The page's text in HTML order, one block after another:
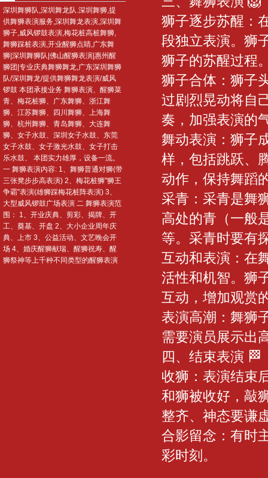
深圳舞狮队,深圳舞龙队.深圳舞狮,提
供舞狮表演服务,深圳舞龙表演,深圳舞
狮子,威风锣鼓表演,梅花桩高桩舞狮,
舞狮踩桩表演,开业醒狮点睛,广东舞
狮|深圳舞狮队|佛山醒狮表演|惠州醒
狮团|专业庆典舞狮舞龙,广东深圳舞狮
队/深圳舞龙/提供舞狮舞龙表演/威风
锣鼓 本团承接业务 舞狮表演、醒狮菜
青、梅花桩狮、广东舞狮、浙江舞
狮、江苏舞狮、四川舞狮、上海舞
狮、杭州舞狮、青岛舞狮、大连舞
狮、女子水鼓、深圳女子水鼓、东莞
女子水鼓、女子激光水鼓、女子打击
乐水鼓、 本团实力雄厚，设备一流。
一 舞狮表演内容: 1、舞狮普通对狮(带
三张凳步步高表演) 2、梅花桩狮"狮王
争霸"表演(雄狮踩梅花桩阵表演) 3、
大型威风锣鼓广场表演 二 舞狮表演范
围： 1、开业庆典、剪彩、揭牌、开
工、奠基、开盘 2、大小企业周年庆
典、上市 3、公益活动、文艺晚会开
场 4、婚庆醒狮献瑞、醒狮祝寿、醒
狮祭神等上千种不同类型的醒狮表演
狮子逐步苏醒：
段独立表演。狮
狮子的苏醒过程
狮子合体：狮子
过剧烈晃动将自
奏，加强表演的
舞动表演：狮子
样，包括跳跃、
动作，保持舞蹈
采青：采青是舞
高处的青（一般
等。采青时要有
互动和表演：在
活性和机智。狮
互动，增加观赏
表演高潮：舞狮
需要演员展示出
四、结束表演 🏁
收狮：表演结束
和狮被收好，敲
整齐、神态要谦
合影留念：有时
彩时刻。